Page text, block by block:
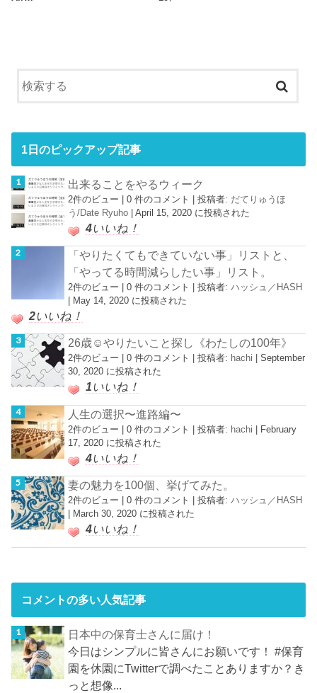
1日のピックアップ記事
出来ることをやるウィーク
2件のビュー |0 件のコメント |投稿者: だてりゅうほ
う/Date Ryuho |April 15, 2020 に投稿された
4いいね！
「やりたくてもできていない事」リストと、
「やってる時間減らしたい事」リスト。
2件のビュー |0 件のコメント |投稿者:ハッシュ／HASH
May 14, 2020 に投稿された
2いいね！
26歳☺︎やりたいこと探し《わたしの100年》
2件のビュー |0 件のコメント |投稿者: hachi |September
30, 2020 に投稿された
1 いいね！
人生の選択〜進路編〜
2件のビュー |0 件のコメント |投稿者: hachi
February
17, 2020 に投稿された
4いいね！
妻の魅力を100個、挙げてみた。
2件のビュー |0 件のコメント |投稿者:ハッシュ／HASH
March 30, 2020 に投稿された
4いいね！
コメントの多い人気記事
日本中の保育士さんに届け！
今日はシンプルに皆さんにお願いです！ #保育
園を休園にTwitterで調べたことありますか？き
っと想像...